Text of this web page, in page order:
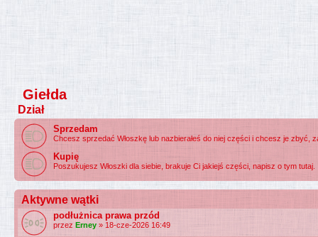
Giełda
Dział
Sprzedam
Chcesz sprzedać Włoszkę lub nazbierałeś do niej części i chcesz je zbyć,
Kupię
Poszukujesz Włoszki dla siebie, brakuje Ci jakiejś części, napisz o tym tutaj.
Aktywne wątki
podłużnica prawa przód
przez Erney » 18-cze-2026 16:49